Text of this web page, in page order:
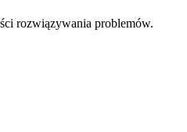
rozwiązywania problemów.